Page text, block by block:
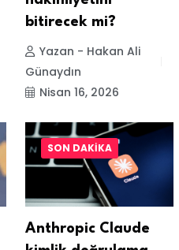
bitirecek mi?
Yazan - Hakan Ali
Günaydın
Nisan 16, 2026
SON DAKIKA
Anthropic Claude